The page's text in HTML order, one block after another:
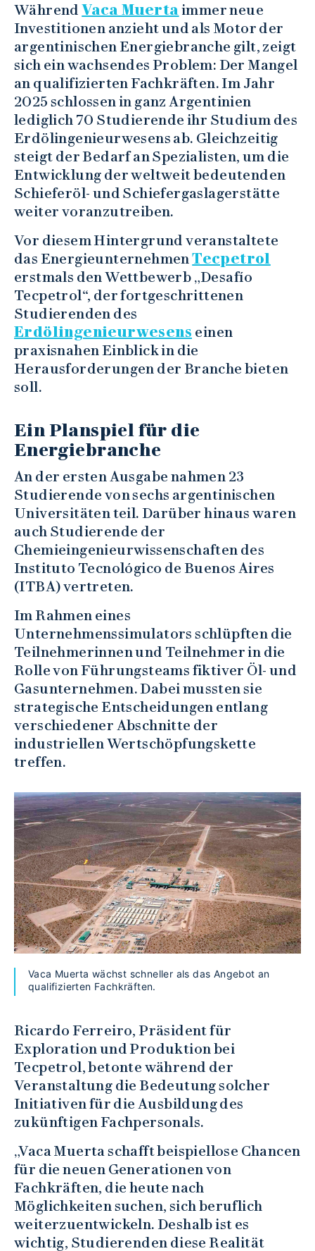
WährendVaca Muertaimmer neue
Investitionen anzieht und als Motor der
argentinischen Energiebranche gilt, zeigt
sich ein wachsendes Problem: Der Mangel
an qualifizierten Fachkräften. Im Jahr
2025 schlossen in ganz Argentinien
lediglich 70 Studierende ihr Studium des
Erdölingenieurwesens ab. Gleichzeitig
steigt der Bedarf an Spezialisten, um die
Entwicklung der weltweit bedeutenden
Schieferöl- und Schiefergaslagerstätte
weiter voranzutreiben.
Vor diesem Hintergrund veranstaltete
das EnergieunternehmenTecpetrol
erstmals den Wettbewerb „Desafío
Tecpetrol“, der fortgeschrittenen
Studierenden des
Erdölingenieurwesens einen
praxisnahen Einblick in die
Herausforderungen der Branche bieten
soll.
Ein Planspiel für die
Energiebranche
An der ersten Ausgabe nahmen 23
Studierende von sechs argentinischen
Universitäten teil. Darüber hinaus waren
auch Studierende der
Chemieingenieurwissenschaften des
Instituto Tecnológico de Buenos Aires
(ITBA) vertreten.
Im Rahmen eines
Unternehmenssimulators schlüpften die
Teilnehmerinnen und Teilnehmer in die
Rolle von Führungsteams fiktiver Öl- und
Gasunternehmen. Dabei mussten sie
strategische Entscheidungen entlang
verschiedener Abschnitte der
industriellen Wertschöpfungskette
treffen.
Vaca Muerta wächst schneller als das Angebot an
qualifizierten Fachkräften.
Ricardo Ferreiro, Präsident für
Exploration und Produktion bei
Tecpetrol, betonte während der
Veranstaltung die Bedeutung solcher
Initiativen für die Ausbildung des
zukünftigen Fachpersonals.
„Vaca Muerta schafft beispiellose Chancen
für die neuen Generationen von
Fachkräften, die heute nach
Möglichkeiten suchen, sich beruflich
weiterzuentwickeln. Deshalb ist es
wichtig, Studierenden diese Realität